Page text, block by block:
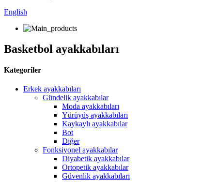
English
Basketbol ayakkabıları
Kategoriler
Erkek ayakkabıları
Gündelik ayakkabılar
Moda ayakkabıları
Yürüyüş ayakkabıları
Kaykaylı ayakkabılar
Bot
Diğer
Fonksiyonel ayakkabılar
Diyabetik ayakkabılar
Ortopetik ayakkabılar
Güvenlik ayakkabıları